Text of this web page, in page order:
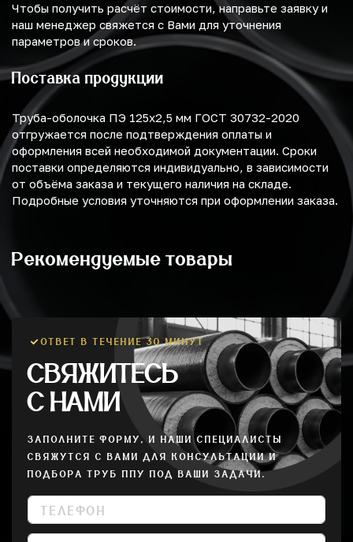
Чтобы получить расчёт стоимости, направьте заявку и
наш менеджер свяжется с Вами для уточнения
параметров и сроков.
Поставка продукции
Труба-оболочка ПЭ 125х2,5 мм ГОСТ 30732-2020
отгружается после подтверждения оплаты и
оформления всей необходимой документации. Сроки
поставки определяются индивидуально, в зависимости
от объёма заказа и текущего наличия на складе.
Подробные условия уточняются при оформлении заказа.
Рекомендуемые товары
ОТВЕТ В ТЕЧЕНИЕ 30 МИНУТ
СВЯЖИТЕСЬ
С НАМИ
ЗАПОЛНИТЕ ФОРМУ, И НАШИ СПЕЦИАЛИСТЫ
СВЯЖУТСЯ С ВАМИ ДЛЯ КОНСУЛЬТАЦИИ И
ПОДБОРА ТРУБ ППУ ПОД ВАШИ ЗАДАЧИ.